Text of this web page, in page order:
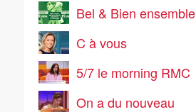
Bel & Bien ensemble
C à vous
5/7 le morning RMC
On a du nouveau